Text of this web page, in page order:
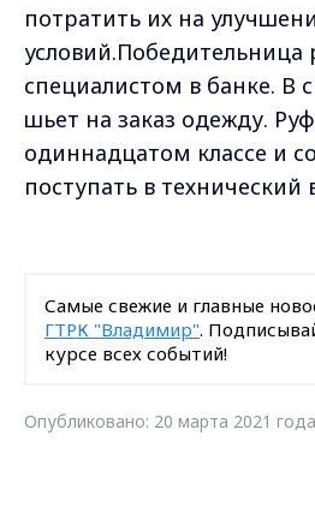
потратить их на
условий.Победительница
специалистом в банке. В
шьет на заказ одежду.
одиннадцатом классе и
поступать в технический
Самые свежие и главные
ГТРК "Владимир".
курсе всех событий!
Опубликовано: 20 марта 2021 года